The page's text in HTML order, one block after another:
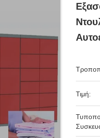
Τιμή: